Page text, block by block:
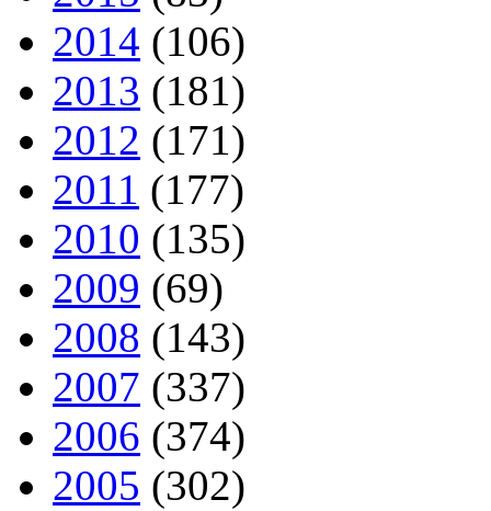
2014 (106)
2013 (181)
2012 (171)
2011 (177)
2010 (135)
2009 (69)
2008 (143)
2007 (337)
2006 (374)
2005 (302)